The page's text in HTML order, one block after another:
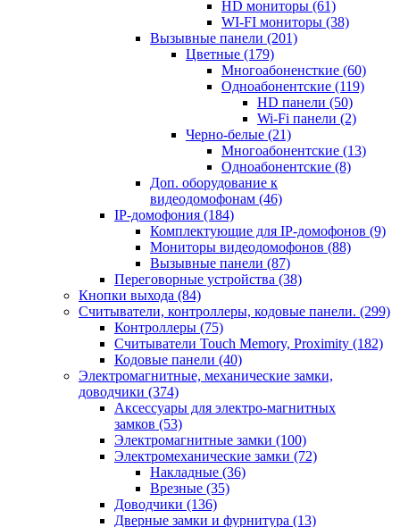
HD мониторы (61)
WI-FI мониторы (38)
Вызывные панели (201)
Цветные (179)
Многоабоненсткие (60)
Одноабонентские (119)
HD панели (50)
Wi-Fi панели (2)
Черно-белые (21)
Многоабонентские (13)
Одноабонентские (8)
Доп. оборудование к
видеодомофонам (46)
IP-домофония (184)
Комплектующие для IP-домофонов (9)
Мониторы видеодомофонов (88)
Вызывные панели (87)
Переговорные устройства (38)
Кнопки выхода (84)
Считыватели, контроллеры, кодовые панели. (299)
Контроллеры (75)
Считыватели Touch Memory, Proximity (182)
Кодовые панели (40)
Электромагнитные, механические замки,
доводчики (374)
Аксессуары для электро-магнитных
замков (53)
Электромагнитные замки (100)
Электромеханические замки (72)
Накладные (36)
Врезные (35)
Доводчики (136)
Дверные замки и фурнитура (13)